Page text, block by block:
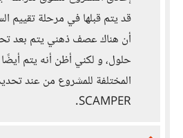
قد يتم قبلها في مرحلة تقييم
أن هناك عصف ذهني يتم بعد
حلول، و لكني أظن أنه يتم
المختلفة للمشروع من عند
SCAMPER.